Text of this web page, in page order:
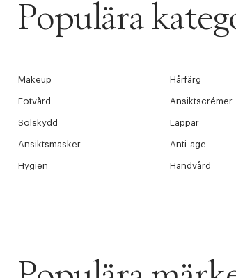
Populära
Makeup Hårfärg
Fotvård Ansiktscrémer
Solskydd Läppar
Ansiktsmasker Anti-age
Hygien Handvård